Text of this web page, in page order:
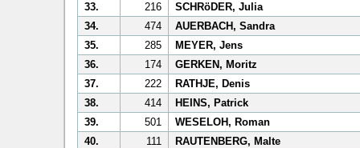
33.
216
SCHRöDER, Julia
34.
474
AUERBACH, Sandra
35.
285
MEYER, Jens
36.
174
GERKEN, Moritz
37.
222
RATHJE, Denis
38.
414
HEINS, Patrick
39.
501
WESELOH, Roman
40.
111
RAUTENBERG, Malte